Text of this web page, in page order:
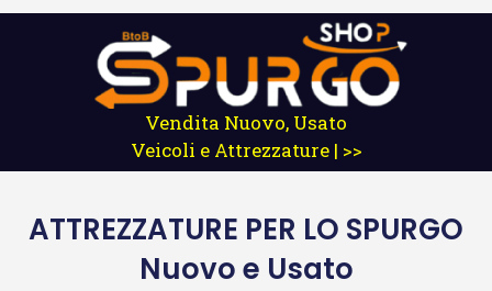
Vendita Nuovo, Usato
Veicoli e Attrezzature | >>
ATTREZZATURE PER LO SPURGO
Nuovo e Usato